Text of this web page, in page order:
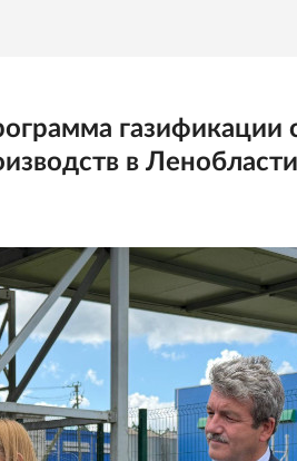
газификации
в Ленобласти